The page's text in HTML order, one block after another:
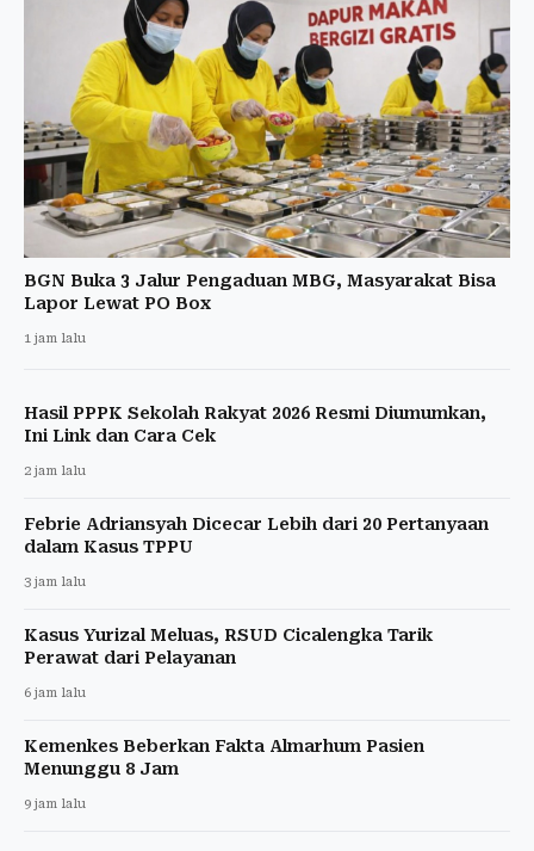
BGN Buka 3 Jalur Pengaduan MBG, Masyarakat Bisa
Lapor Lewat PO Box
1 jam lalu
Hasil PPPK Sekolah Rakyat 2026 Resmi Diumumkan,
Ini Link dan Cara Cek
2 jam lalu
Febrie Adriansyah Dicecar Lebih dari 20 Pertanyaan
dalam Kasus TPPU
3 jam lalu
Kasus Yurizal Meluas, RSUD Cicalengka Tarik
Perawat dari Pelayanan
6 jam lalu
Kemenkes Beberkan Fakta Almarhum Pasien
Menunggu 8 Jam
9 jam lalu